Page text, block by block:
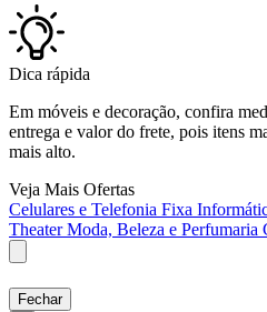
Dica rápida
Em móveis e decoração, confira
entrega e valor do frete, pois itens
mais alto.
Veja Mais Ofertas
Celulares e Telefonia Fixa
TheaterModa, Beleza e Perfumaria
Fechar